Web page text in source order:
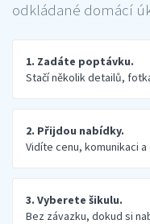
odkládané domácí
1. Zadáte poptávku.
Stačí několik detailů,
2. Přijdou nabídky.
Vidíte cenu, komunikaci
3. Vyberete šikulu.
Bez závazku, dokud si